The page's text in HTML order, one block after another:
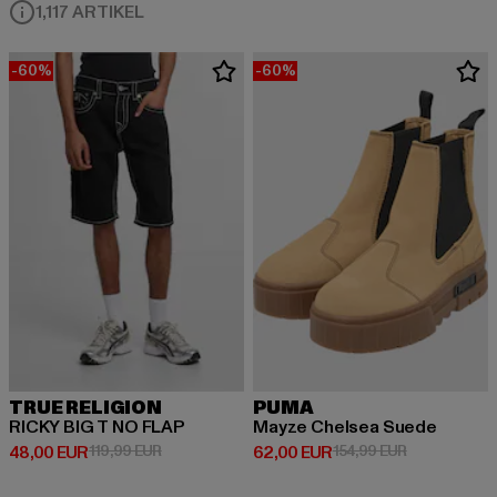
1,117 ARTIKEL
-60%
TRUE RELIGION
RICKY BIG T NO FLAP
48,00 EUR
Derzeitiger Preis: 48,00 EUR
119,99 EURAktionspreis: 119,99 EUR
-60%
PUMA
Mayze Chelsea Suede
62,00 EUR
Derzeitiger Preis: 62,00 EUR
154,99 EURAktionspreis: